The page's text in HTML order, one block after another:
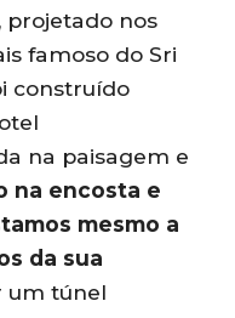
projetado nos
famoso do Sri
construído
na paisagem e
na encosta e
mesmo a
da sua
um túnel